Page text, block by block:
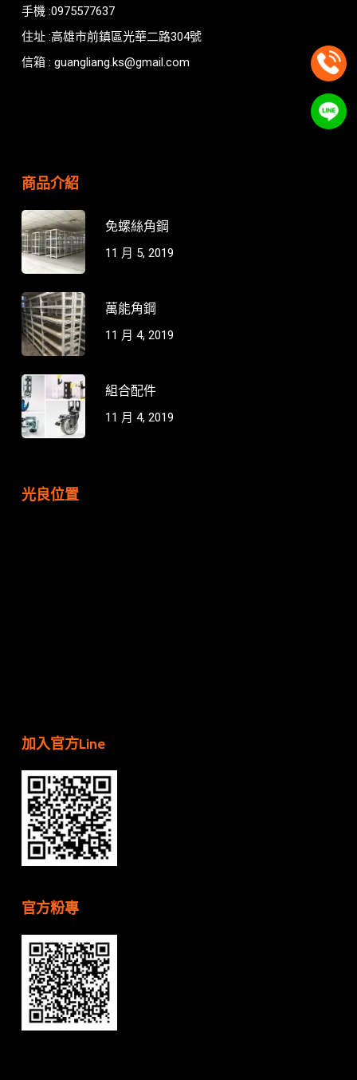
手機 :0975577637
住址 :高雄市前鎮區光華二路304號
信箱 : guangliang.ks@gmail.com
商品介紹
免螺絲角鋼
11 月 5, 2019
萬能角鋼
11 月 4, 2019
組合配件
11 月 4, 2019
光良位置
加入官方Line
官方粉專